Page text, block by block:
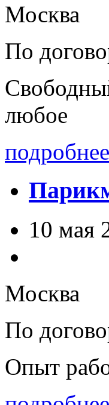
Москва
По
любое
10 мая
Москва
По
Опыт